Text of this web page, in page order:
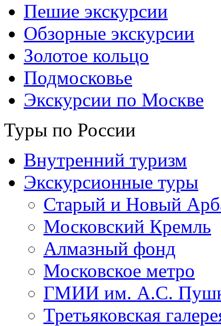
Пешие экскурсии
Обзорные экскурсии
Золотое кольцо
Подмосковье
Экскурсии по Москве
Туры по России
Внутренний туризм
Экскурсионные туры
Старый и Новый
Московский Кремль
Алмазный фонд
Московское метро
ГМИИ им. А.С.
Третьяковская